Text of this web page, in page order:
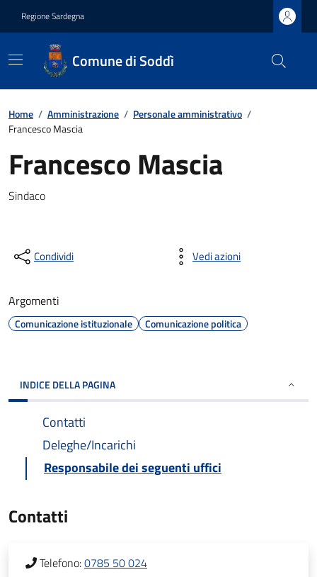
Regione Sardegna
Comune di Soddì
Home / Amministrazione / Personale amministrativo /
Francesco Mascia
Francesco Mascia
Sindaco
Condividi Vedi azioni
Argomenti
Comunicazione istituzionale Comunicazione politica
INDICE DELLA PAGINA
Contatti
Deleghe/Incarichi
Responsabile dei seguenti uffici
Contatti
Telefono:0785 50 024